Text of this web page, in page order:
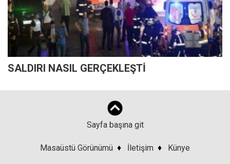
SALDIRI NASIL GERÇEKLEŞTİ
Sayfa başına git
Masaüstü Görünümü ♦ İletişim ♦ Künye